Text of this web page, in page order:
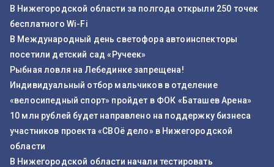
В Нижегородской области за полгода открыли 250 точек
бесплатного Wi-Fi
В Международный день светофора автоинспекторы
посетили детский сад «Ручеек»
Рыбная ловля на Лебединке запрещена!
Индивидуальный отбор мальчиков в отделение
«велосипедный спорт» пройдет в ФОК «Баташев Арена»
10 млн рублей будет направлено на поддержку бизнеса
участников проекта «СВОё дело» в Нижегородской
области
В Нижегородской области начали тестировать